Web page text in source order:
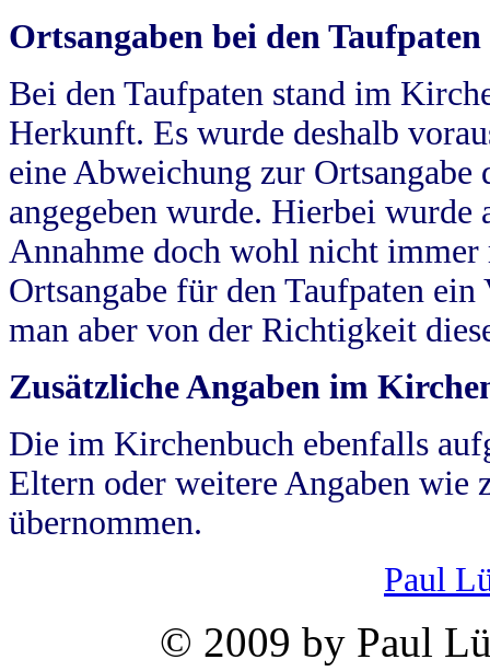
Ortsangaben bei den Taufpaten
Bei den Taufpaten stand im
Herkunft. Es wurde deshalb
eine Abweichung zur
angegeben wurde. Hierbei wurde
Annahme doch wohl nicht
Ortsangabe für den Taufpaten
man aber von der Richtigkeit
Zusätzliche Angaben im
Die im Kirchenbuch ebenfalls
Eltern oder weitere Angaben wie
übernommen.
Paul
© 2009 by Paul